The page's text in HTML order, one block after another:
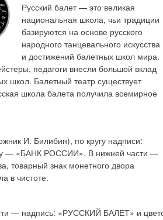
Русский балет — это великая
национальная школа, чьи традиции
базируются на основе русского
народного танцевального искусства
и достижений балетных школ мира.
педагоги внесли большой вклад
школ. Балетный театр существует
школа балета получила всемирное
И. Билибин), по кругу надписи:
— «БАНК РОССИИ». В нижней части —
товарный знак монетного двора
в чистоте.
— надпись: «РУССКИЙ БАЛЕТ» и